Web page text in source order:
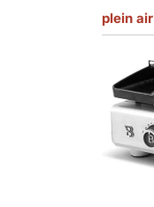
plein air